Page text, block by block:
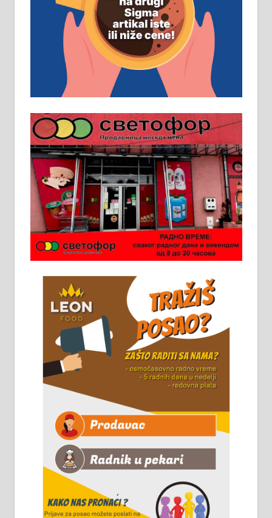
Рудник и флотација Рудник
д.о.о. Рудник запошљава 20
помоћника рудара. Услови:
Основна школа, пожељно радно
искуство на истим и сличним
пословима, али не и неопходан
услов. Обезбеђен смештај,
превоз, исхрана. 032/57-41-122 –
локал 22
Пружам услуге завршних радова
у грађевини, хидроизолације и
молерских радова. 061/25-28-058
Ало таксију потребан возач са Б
категоријом. 064/02-85-511
Потребна два радника за рад на
стоваришту „Липа промет” у
информација доћи лично на
стовариште у улици Максима
Горког 26 сваког радног дана од
8 до 15 часова. 063/465-045
Чистим све врсте димњака.
061/32-13-445